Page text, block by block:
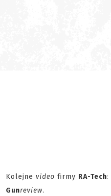
Kolejne video firmy RA-Tech:
Gunreview.